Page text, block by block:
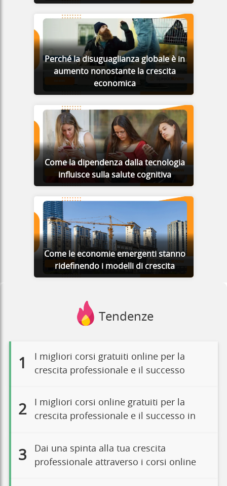
Perché la disuguaglianza globale è in
aumento nonostante la crescita
economica
Come la dipendenza dalla tecnologia
influisce sulla salute cognitiva
Come le economie emergenti stanno
ridefinendo i modelli di crescita
Tendenze
1
I migliori corsi gratuiti online per la
crescita professionale e il successo
2
I migliori corsi online gratuiti per la
crescita professionale e il successo in
3
Dai una spinta alla tua crescita
professionale attraverso i corsi online